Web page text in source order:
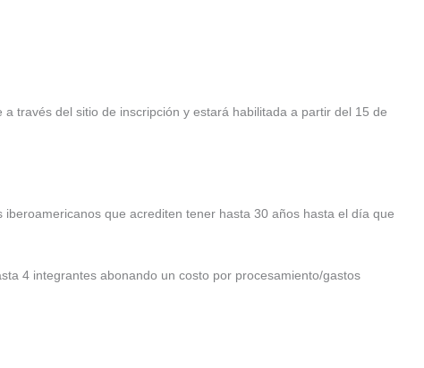
través del sitio de inscripción y estará habilitada a partir del 15 de
que acrediten tener hasta 30 años hasta el día que
4 integrantes abonando un costo por procesamiento/gastos